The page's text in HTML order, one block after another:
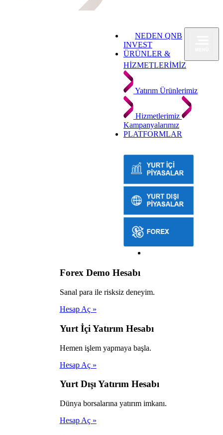
NEDEN QNB
INVEST
ÜRÜNLER &
HİZMETLERİMİZ
Yatırım Ürünlerimiz
Hizmetlerimiz
Kampanyalarımız
PLATFORMLAR
Forex Demo Hesabı
Sanal para ile risksiz deneyim.
Hesap Aç »
Yurt İçi Yatırım Hesabı
Hemen işlem yapmaya başla.
Hesap Aç »
Yurt Dışı Yatırım Hesabı
Dünya borsalarına yatırım imkanı.
Hesap Aç »